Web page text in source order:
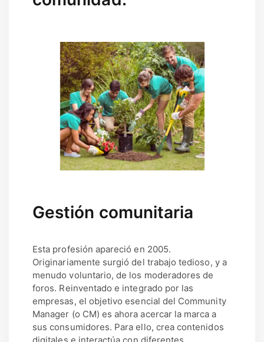
Gestión comunitaria
Esta profesión apareció en 2005.
Originariamente surgió del trabajo tedioso, y a
menudo voluntario, de los moderadores de
foros. Reinventado e integrado por las
empresas, el objetivo esencial del Community
Manager (o CM) es ahora acercar la marca a
sus consumidores. Para ello, crea contenidos